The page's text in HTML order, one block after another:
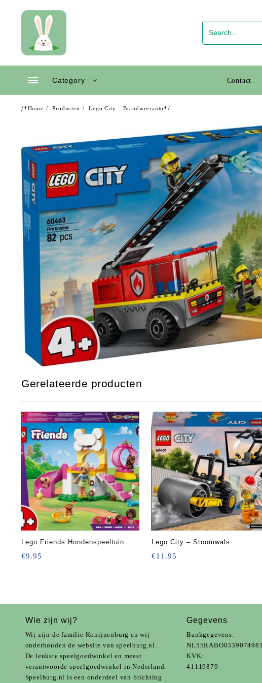
Category Contact
/*Home Producten Lego City – Brandweerauto*/
Gerelateerde producten
Lego Friends Hondenspeeltuin
€9.95
Lego City – Stoomwals
€11.95
Wie zijn wij?
Wij zijn de familie Konijnenburg en wij
onderhouden de website van speelburg.nl.
De leukste speelgoedwinkel en meest
verantwoorde speelgoedwinkel in Nederland.
Speelburg.nl is een onderdeel van Stichting
Gegevens
Bankgegevens:
NL55RABO0339074981
KVK:
41119879